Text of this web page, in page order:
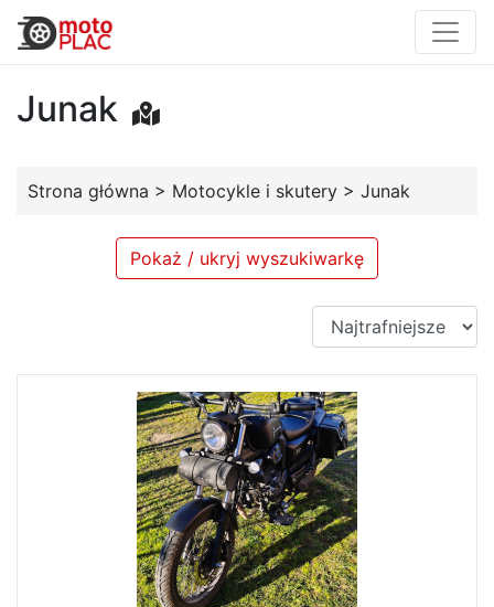
Junak
Strona główna > Motocykle i skutery > Junak
Pokaż / ukryj wyszukiwarkę